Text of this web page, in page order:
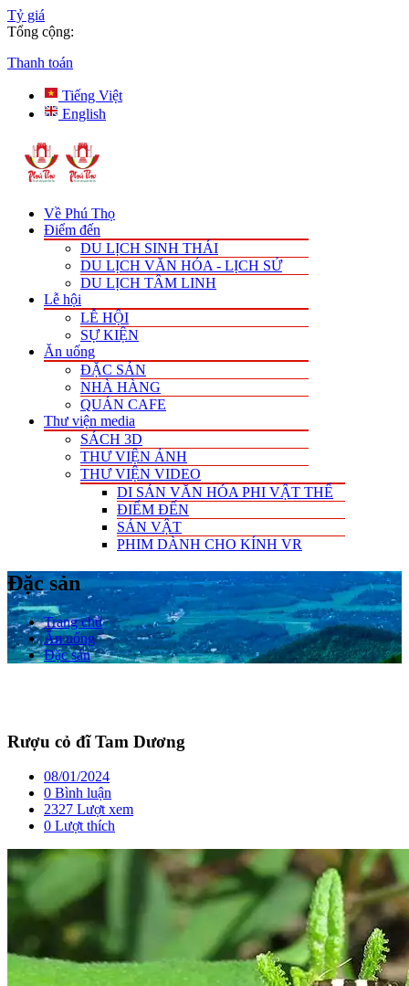
Tỷ giá
Tổng cộng:
Thanh toán
Tiếng Việt
English
Về Phú Thọ
Điểm đến
DU LỊCH SINH THÁI
DU LỊCH VĂN HÓA - LỊCH SỬ
DU LỊCH TÂM LINH
Lễ hội
LỄ HỘI
SỰ KIỆN
Ăn uống
ĐẶC SẢN
NHÀ HÀNG
QUÁN CAFE
Thư viện media
SÁCH 3D
THƯ VIỆN ẢNH
THƯ VIỆN VIDEO
DI SẢN VĂN HÓA PHI VẬT THỂ
ĐIỂM ĐẾN
SẢN VẬT
PHIM DÀNH CHO KÍNH VR
Đặc sản
Trang chủ
Ăn uống
Đặc sản
Rượu cỏ đĩ Tam Dương
08/01/2024
0 Bình luận
2327 Lượt xem
0 Lượt thích